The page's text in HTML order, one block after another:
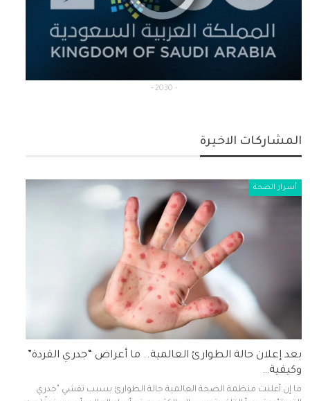
- 2030 -
المشاركات الاخيرة
أسرار الصحة
بعد إعلان حالة الطوارئ العالمية.. ما أعراض “جدري القردة”
وكيفية…
ما إن أعلنت منظمة الصحة العالمية حالة الطوارئ بسبب تفشي "جدري